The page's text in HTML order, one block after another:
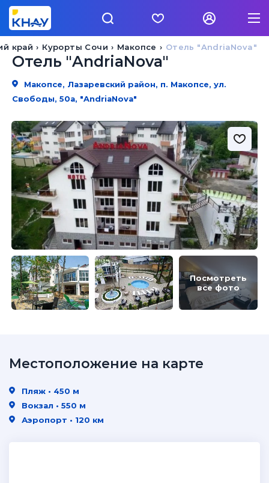
Отель "AndriaNova"
Макопсе
Курорты Сочи
край
Отель "AndriaNova"
Макопсе, Лазаревский район, п. Макопсе, ул.
Свободы, 50а, "AndriaNova"
Посмотреть
все фото
Местоположение на карте
Пляж • 450 м
Вокзал • 550 м
Аэропорт • 120 км